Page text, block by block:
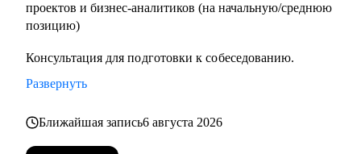
проектов и бизнес-аналитиков (на начальную/среднюю
позицию)
Консультация для подготовки к собеседованию.
Развернуть
Ближайшая запись6 августа 2026